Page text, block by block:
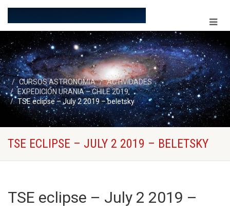
CURSOS ASTRONOMIA
ACTIVIDADES
EXPEDICIÓN URANIA – CHILE 2019
TSE eclipse – July 2 2019 – beletsky
TSE ECLIPSE – JULY 2 2019 – BELETSKY
TSE eclipse – July 2 2019 –